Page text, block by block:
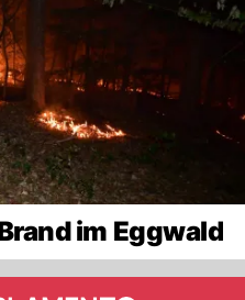
im Eggwald